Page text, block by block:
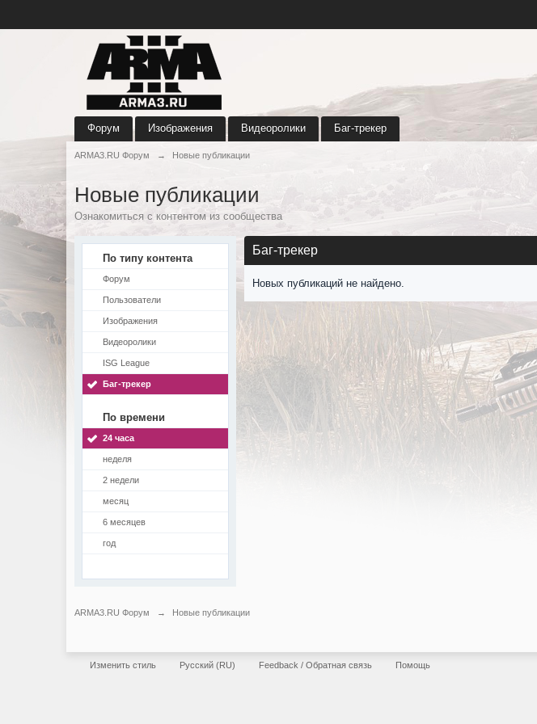
Форум Изображения Видеоролики Баг-трекер
ARMA3.RU Форум → Новые публикации
Новые публикации
Ознакомиться с контентом из сообщества
По типу контента
Форум
Пользователи
Изображения
Видеоролики
ISG League
Баг-трекер
По времени
24 часа
неделя
2 недели
месяц
6 месяцев
год
Баг-трекер
Новых публикаций не найдено.
ARMA3.RU Форум → Новые публикации
Изменить стиль Русский (RU) Feedback / Обратная связь Помощь